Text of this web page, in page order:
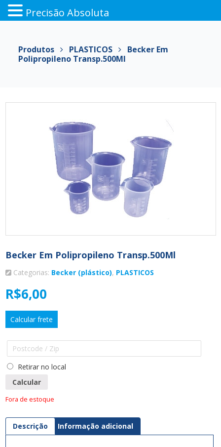
conteúdo
Produtos PLASTICOS
Becker Em
Polipropileno Transp.500Ml
Becker Em Polipropileno Transp.500Ml
Categorias: Becker (plástico), PLASTICOS
R$6,00
Calcular frete
Retirar no local
Calcular
Fora de estoque
Descrição Informação adicional
Precisão Absoluta